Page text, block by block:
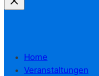
Home
Veranstaltungen